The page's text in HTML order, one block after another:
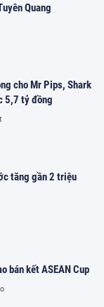
Quang
cho Mr Pips, Shark
5,7 tỷ đồng
tăng gần 2 triệu
bán kết ASEAN Cup